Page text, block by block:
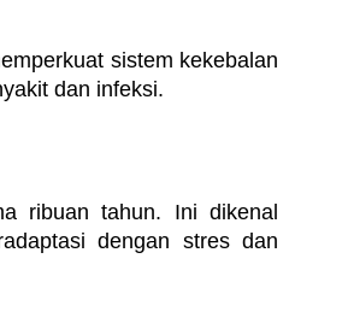
sistem kekebalan
dan infeksi.
ribuan tahun. Ini dikenal
dengan stres dan